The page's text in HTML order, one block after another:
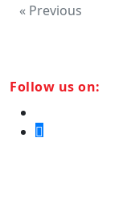
« Previous
Follow us on: